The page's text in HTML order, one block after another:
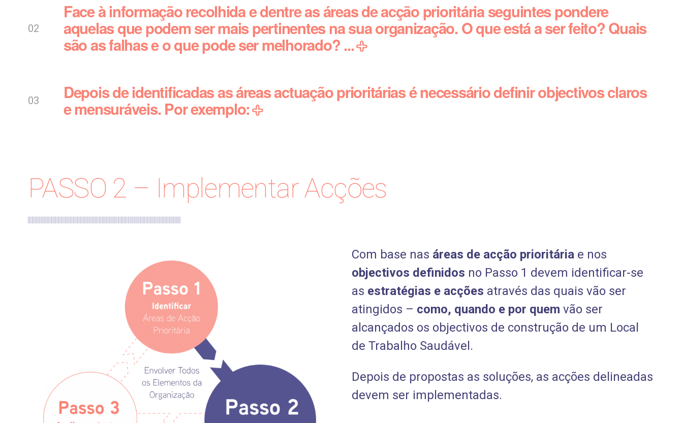
Face à informação recolhida e dentre as áreas de acção prioritária seguintes pondere
aquelas que podem ser mais pertinentes na sua organização. O que está a ser feito? Quais
são as falhas e o que pode ser melhorado? ...
Depois de identificadas as áreas actuação prioritárias é necessário definir objectivos claros
e mensuráveis. Por exemplo:
PASSO 2 – Implementar Acções
Com base nas áreas de acção prioritária e nos
objectivos definidos no Passo 1 devem identificar-se
as estratégias e acções através das quais vão ser
atingidos – como, quando e por quem vão ser
alcançados os objectivos de construção de um Local
de Trabalho Saudável.
Depois de propostas as soluções, as acções delineadas
devem ser implementadas.